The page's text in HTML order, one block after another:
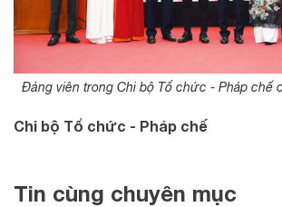
Đảng viên trong Chi bộ Tổ chức - Pháp chế
Chi bộ Tổ chức - Pháp chế
Tin cùng chuyên mục